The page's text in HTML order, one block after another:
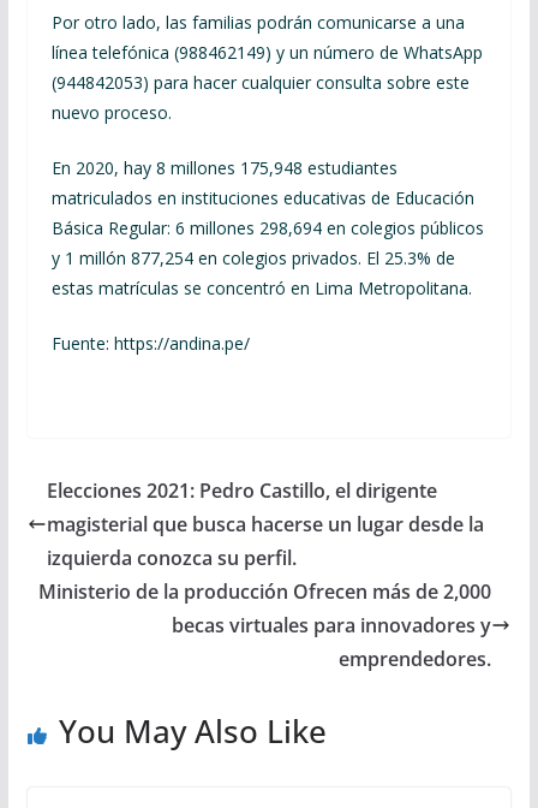
Por otro lado, las familias podrán comunicarse a una
línea telefónica (988462149) y un número de WhatsApp
(944842053) para hacer cualquier consulta sobre este
nuevo proceso.
En 2020, hay 8 millones 175,948 estudiantes
matriculados en instituciones educativas de Educación
Básica Regular: 6 millones 298,694 en colegios públicos
y 1 millón 877,254 en colegios privados. El 25.3% de
estas matrículas se concentró en Lima Metropolitana.
Fuente: https://andina.pe/
Elecciones 2021: Pedro Castillo, el dirigente
magisterial que busca hacerse un lugar desde la
izquierda conozca su perfil.
Ministerio de la producción Ofrecen más de 2,000
becas virtuales para innovadores y
emprendedores.
You May Also Like